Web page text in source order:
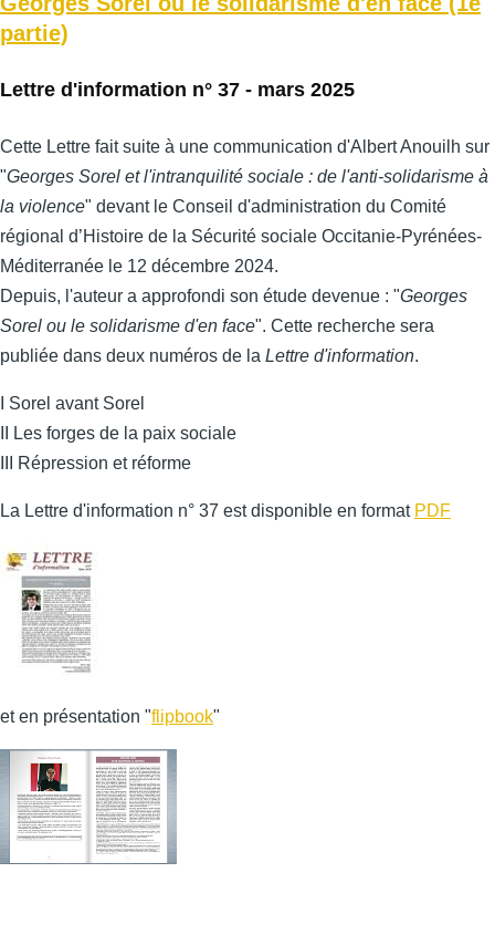
partie)
Lettre d'information n° 37 - mars 2025
Cette Lettre fait suite à une communication d'Albert Anouilh sur
"Georges Sorel et l'intranquilité sociale : de l'anti-solidarisme à
la violence" devant le Conseil d'administration du Comité
régional d’Histoire de la Sécurité sociale Occitanie-Pyrénées-
Méditerranée le 12 décembre 2024.
Depuis, l'auteur a approfondi son étude devenue : "Georges
Sorel ou le solidarisme d'en face". Cette recherche sera
publiée dans deux numéros de la Lettre d'information.
I Sorel avant Sorel
II Les forges de la paix sociale
III Répression et réforme
La Lettre d'information n° 37 est disponible en format PDF
et en présentation "flipbook"